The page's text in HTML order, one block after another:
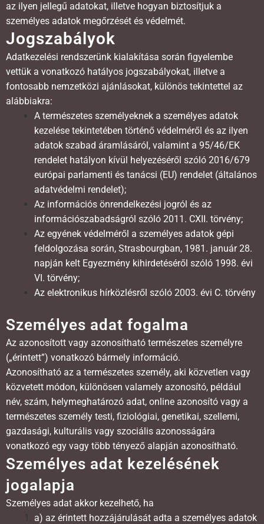
az ilyen jellegű adatokat, illetve hogyan biztosítjuk a
személyes adatok megőrzését és védelmét.
Jogszabályok
Adatkezelési rendszerünk kialakítása során figyelembe
vettük a vonatkozó hatályos jogszabályokat, illetve a
fontosabb nemzetközi ajánlásokat, különös tekintettel az
alábbiakra:
A természetes személyeknek a személyes adatok
kezelése tekintetében történő védelméről és az ilyen
adatok szabad áramlásáról, valamint a 95/46/EK
rendelet hatályon kívül helyezéséről szóló 2016/679
európai parlamenti és tanácsi (EU) rendelet (általános
adatvédelmi rendelet);
Az információs önrendelkezési jogról és az
információszabadságról szóló 2011. CXII. törvény;
Az egyének védelméről a személyes adatok gépi
feldolgozása során, Strasbourgban, 1981. január 28.
napján kelt Egyezmény kihirdetéséről szóló 1998. évi
VI. törvény;
Az elektronikus hírközlésről szóló 2003. évi C. törvény
Személyes adat fogalma
Az azonosított vagy azonosítható természetes személyre
(„érintett”) vonatkozó bármely információ.
Azonosítható az a természetes személy, aki közvetlen vagy
közvetett módon, különösen valamely azonosító, például
név, szám, helymeghatározó adat, online azonosító vagy a
természetes személy testi, fiziológiai, genetikai, szellemi,
gazdasági, kulturális vagy szociális azonosságára
vonatkozó egy vagy több tényező alapján azonosítható.
Személyes adat kezelésének
jogalapja
Személyes adat akkor kezelhető, ha
a) az érintett hozzájárulását adta a személyes adatok